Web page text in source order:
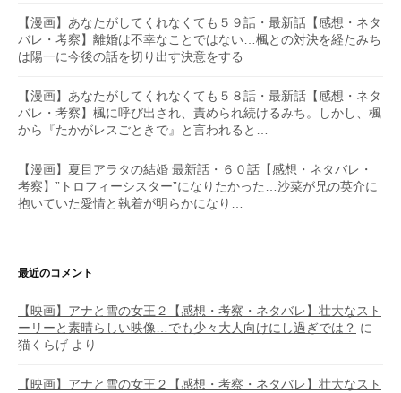
【漫画】あなたがしてくれなくても５９話・最新話【感想・ネタ
バレ・考察】離婚は不幸なことではない…楓との対決を経たみち
は陽一に今後の話を切り出す決意をする
【漫画】あなたがしてくれなくても５８話・最新話【感想・ネタ
バレ・考察】楓に呼び出され、責められ続けるみち。しかし、楓
から『たかがレスごときで』と言われると…
【漫画】夏目アラタの結婚 最新話・６０話【感想・ネタバレ・
考察】”トロフィーシスター”になりたかった…沙菜が兄の英介に
抱いていた愛情と執着が明らかになり…
最近のコメント
【映画】アナと雪の女王２【感想・考察・ネタバレ】壮大なスト
ーリーと素晴らしい映像…でも少々大人向けにし過ぎでは？ に
猫くらげ より
【映画】アナと雪の女王２【感想・考察・ネタバレ】壮大なスト